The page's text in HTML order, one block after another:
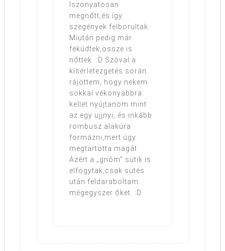
Iszonyatosan
megnőtt,és így
szegények felborultak.
Miután pedig már
feküdtek,össze is
nőttek. :D Szóval a
kísérletezgetés során
rájöttem, hogy nekem
sokkal vékonyabbra
kellet nyújtanom mint
az egy ujjnyi, és inkább
rombusz alakúra
formázni,mert úgy
megtartotta magát.
Azért a „gnóm” sütik is
elfogytak,csak sütés
után feldaraboltam
mégegyszer őket. :D